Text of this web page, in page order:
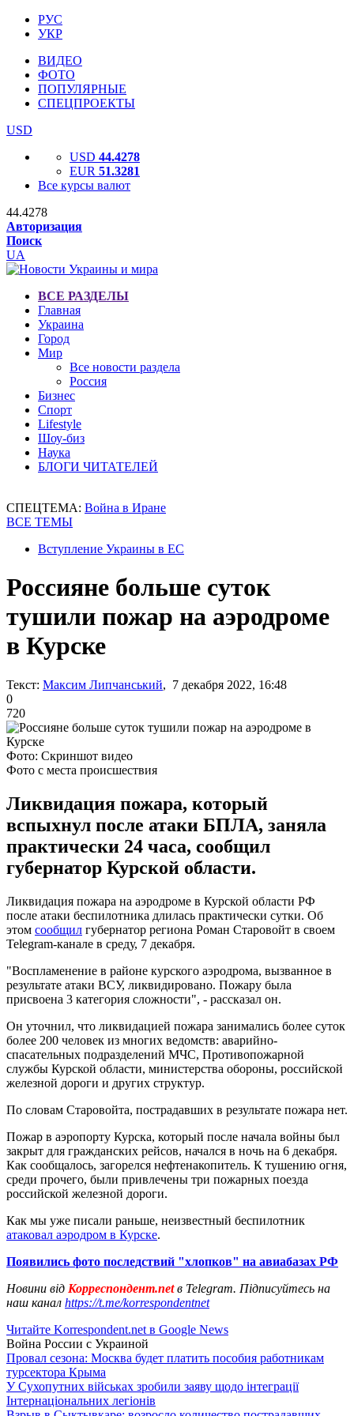
РУС
УКР
ВИДЕО
ФОТО
ПОПУЛЯРНЫЕ
СПЕЦПРОЕКТЫ
USD
USD 44.4278
EUR 51.3281
Все курсы валют
44.4278
Авторизация
Поиск
UA
ВСЕ РАЗДЕЛЫ
Главная
Украина
Город
Мир
Все новости раздела
Россия
Бизнес
Спорт
Lifestyle
Шоу-биз
Наука
БЛОГИ ЧИТАТЕЛЕЙ
СПЕЦТЕМА: Война в Иране
ВСЕ ТЕМЫ
Вступление Украины в ЕС
Россияне больше суток
тушили пожар на аэродроме
в Курске
Текст: Максим Липчанський, 7 декабря 2022, 16:48
0
720
Фото: Скриншот видео
Фото с места происшествия
Ликвидация пожара, который
вспыхнул после атаки БПЛА, заняла
практически 24 часа, сообщил
губернатор Курской области.
Ликвидация пожара на аэродроме в Курской области РФ
после атаки беспилотника длилась практически сутки. Об
этом сообщил губернатор региона Роман Старовойт в своем
Telegram-канале в среду, 7 декабря.
"Воспламенение в районе курского аэродрома, вызванное в
результате атаки ВСУ, ликвидировано. Пожару была
присвоена 3 категория сложности", - рассказал он.
Он уточнил, что ликвидацией пожара занимались более суток
более 200 человек из многих ведомств: аварийно-
спасательных подразделений МЧС, Противопожарной
службы Курской области, министерства обороны, российской
железной дороги и других структур.
По словам Старовойта, пострадавших в результате пожара нет.
Пожар в аэропорту Курска, который после начала войны был
закрыт для гражданских рейсов, начался в ночь на 6 декабря.
Как сообщалось, загорелся нефтенакопитель. К тушению огня,
среди прочего, были привлечены три пожарных поезда
российской железной дороги.
Как мы уже писали раньше, неизвестный беспилотник
атаковал аэродром в Курске.
Появились фото последствий "хлопков" на авиабазах РФ
Новини від Корреспондент.netв Telegram. Підписуйтесь на
наш канал https://t.me/korrespondentnet
Читайте Korrespondent.net в Google News
Война России с Украиной
Провал сезона: Москва будет платить пособия работникам
турсектора Крыма
У Сухопутних військах зробили заяву щодо інтеграції
Інтернаціональних легіонів